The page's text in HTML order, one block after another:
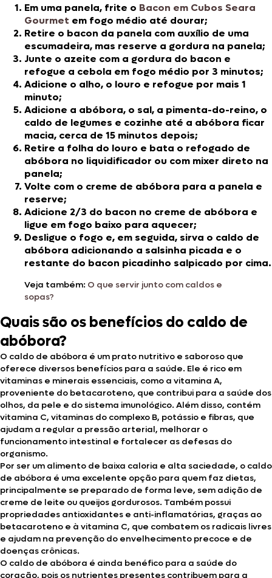
Em uma panela, frite o Bacon em Cubos Seara
Gourmet em fogo médio até dourar;
Retire o bacon da panela com auxílio de uma
escumadeira, mas reserve a gordura na panela;
Junte o azeite com a gordura do bacon e
refogue a cebola em fogo médio por 3 minutos;
Adicione o alho, o louro e refogue por mais 1
minuto;
Adicione a abóbora, o sal, a pimenta-do-reino, o
caldo de legumes e cozinhe até a abóbora ficar
macia, cerca de 15 minutos depois;
Retire a folha do louro e bata o refogado de
abóbora no liquidificador ou com mixer direto na
panela;
Volte com o creme de abóbora para a panela e
reserve;
Adicione 2/3 do bacon no creme de abóbora e
ligue em fogo baixo para aquecer;
Desligue o fogo e, em seguida, sirva o caldo de
abóbora adicionando a salsinha picada e o
restante do bacon picadinho salpicado por cima.
Veja também: O que servir junto com caldos e
sopas?
Quais são os benefícios do caldo de
abóbora?
O caldo de abóbora é um prato nutritivo e saboroso que
oferece diversos benefícios para a saúde. Ele é rico em
vitaminas e minerais essenciais, como a vitamina A,
proveniente do betacaroteno, que contribui para a saúde dos
olhos, da pele e do sistema imunológico. Além disso, contém
vitamina C, vitaminas do complexo B, potássio e fibras, que
ajudam a regular a pressão arterial, melhorar o
funcionamento intestinal e fortalecer as defesas do
organismo.
Por ser um alimento de baixa caloria e alta saciedade, o caldo
de abóbora é uma excelente opção para quem faz dietas,
principalmente se preparado de forma leve, sem adição de
creme de leite ou queijos gordurosos. Também possui
propriedades antioxidantes e anti-inflamatórias, graças ao
betacaroteno e à vitamina C, que combatem os radicais livres
e ajudam na prevenção do envelhecimento precoce e de
doenças crônicas.
O caldo de abóbora é ainda benéfico para a saúde do
coração, pois os nutrientes presentes contribuem para a